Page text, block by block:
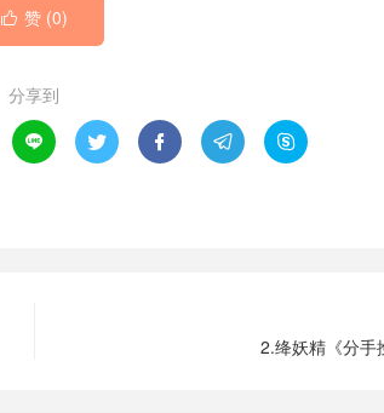
 赞 (0)
分享到
    
2.绛妖精《分手